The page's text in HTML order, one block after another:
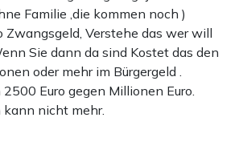
Familie ,die kommen noch )
Zwangsgeld, Verstehe das wer will
Sie dann da sind Kostet das den
oder mehr im Bürgergeld .
Euro gegen Millionen Euro.
nicht mehr.